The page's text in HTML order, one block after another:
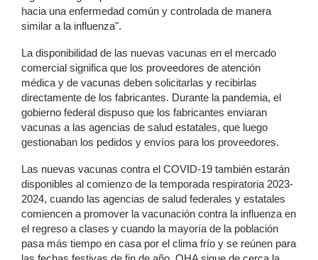
hacia una enfermedad común y controlada de manera
similar a la influenza".
La disponibilidad de las nuevas vacunas en el mercado
comercial significa que los proveedores de atención
médica y de vacunas deben solicitarlas y recibirlas
directamente de los fabricantes. Durante la pandemia, el
gobierno federal dispuso que los fabricantes enviaran
vacunas a las agencias de salud estatales, que luego
gestionaban los pedidos y envíos para los proveedores.
Las nuevas vacunas contra el COVID-19 también estarán
disponibles al comienzo de la temporada respiratoria 2023-
2024, cuando las agencias de salud federales y estatales
comiencen a promover la vacunación contra la influenza en
el regreso a clases y cuando la mayoría de la población
pasa más tiempo en casa por el clima frío y se reúnen para